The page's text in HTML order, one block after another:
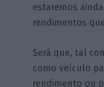
estaremos
rendimentos
Será que, tal
como veículo
rendimento ou